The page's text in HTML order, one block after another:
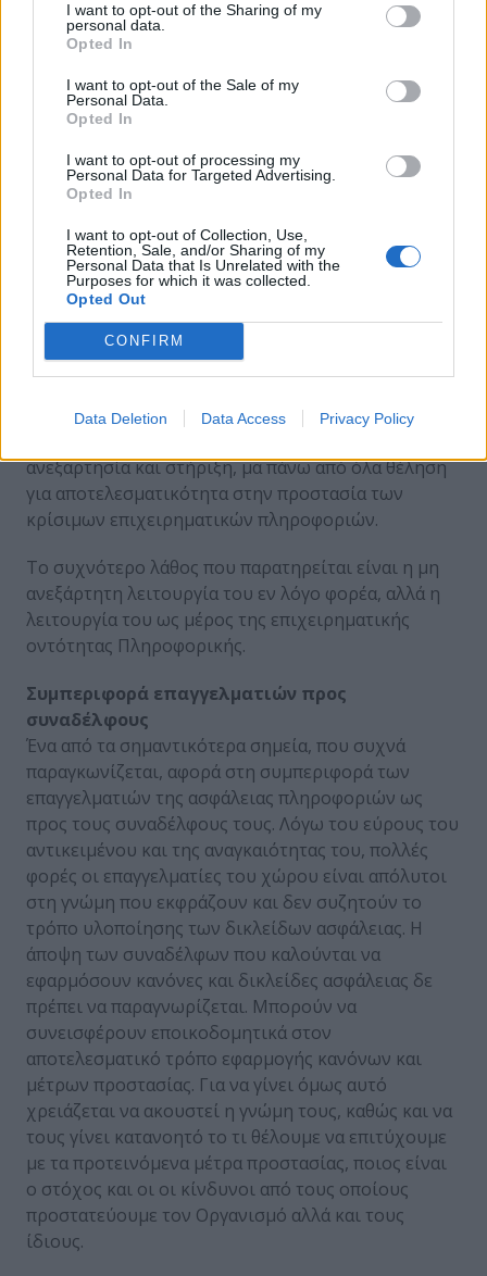
I want to opt-out of the Sharing of my
personal data.
Opted In
I want to opt-out of the Sale of my
Personal Data.
Opted In
I want to opt-out of processing my
Personal Data for Targeted Advertising.
Opted In
I want to opt-out of Collection, Use,
Retention, Sale, and/or Sharing of my
Personal Data that Is Unrelated with the
Purposes for which it was collected.
Opted Out
CONFIRM
Data Deletion Data Access Privacy Policy
απλά κοιτάξουμε γύρω μας με καθαρή σκέψη και
αναρωτηθούμε «Τι είναι αυτό που προσπαθεί να
πετύχει ο Οργανισμός για τον οποίο εργαζόμαστε;».
Η απάντηση στην εν λόγο ερώτηση είναι αυτό για το
οποίο η ασφάλεια πληροφοριών υπάρχει σε κάθε
Οργανισμό.
Οργανωτική τοποθέτηση της ασφάλειας
πληροφοριών
Ο ρόλος και η λειτουργία ενός φορέα διαχείρισης
και συντονισμού της ασφάλειας πληροφοριών
αποτελεί αναγκαιότητα. Η εικονική λειτουργία ενός
τέτοιου ρόλου καλύπτει θεσμικές ή κανονιστικές
απαιτήσεις, αλλά στην πραγματικότητα δε μπορεί να
ασφάλειας ενός Οργανισμού.
ανεξαρτησία και στήριξη, μα πάνω από όλα θέληση
για αποτελεσματικότητα στην προστασία των
κρίσιμων επιχειρηματικών πληροφοριών.
Το συχνότερο λάθος που παρατηρείται είναι η μη
ανεξάρτητη λειτουργία του εν λόγο φορέα, αλλά η
λειτουργία του ως μέρος της επιχειρηματικής
οντότητας Πληροφορικής.
Συμπεριφορά επαγγελματιών προς
συναδέλφους
Ένα από τα σημαντικότερα σημεία, που συχνά
παραγκωνίζεται, αφορά στη συμπεριφορά των
επαγγελματιών της ασφάλειας πληροφοριών ως
προς τους συναδέλφους τους. Λόγω του εύρους του
αντικειμένου και της αναγκαιότητας του, πολλές
φορές οι επαγγελματίες του χώρου είναι απόλυτοι
στη γνώμη που εκφράζουν και δεν συζητούν το
τρόπο υλοποίησης των δικλείδων ασφάλειας. Η
άποψη των συναδέλφων που καλούνται να
εφαρμόσουν κανόνες και δικλείδες ασφάλειας δε
πρέπει να παραγνωρίζεται. Μπορούν να
συνεισφέρουν εποικοδομητικά στον
αποτελεσματικό τρόπο εφαρμογής κανόνων και
μέτρων προστασίας. Για να γίνει όμως αυτό
χρειάζεται να ακουστεί η γνώμη τους, καθώς και να
τους γίνει κατανοητό το τι θέλουμε να επιτύχουμε
με τα προτεινόμενα μέτρα προστασίας, ποιος είναι
ο στόχος και οι οι κίνδυνοι από τους οποίους
προστατεύουμε τον Οργανισμό αλλά και τους
ίδιους.